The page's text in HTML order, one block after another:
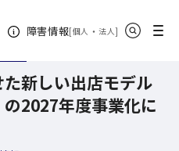
障害情報[個人 ・ 法人新規ウィンドウ
]
新しい出店モデル
の2027年度事業化に